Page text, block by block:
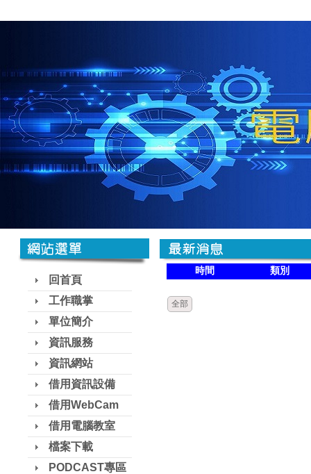
回首頁
工作職掌
單位簡介
資訊服務
資訊網站
借用資訊設備
借用WebCam
借用電腦教室
檔案下載
PODCAST專區
時間 類別
全部